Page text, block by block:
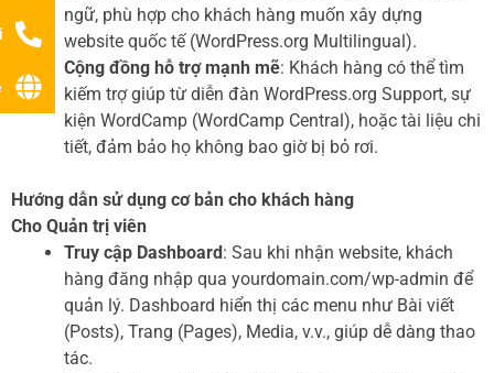
ngữ, phù hợp cho khách hàng muốn xây dựng
website quốc tế (WordPress.org Multilingual).
Cộng đồng hỗ trợ mạnh mẽ: Khách hàng có thể tìm
kiếm trợ giúp từ diễn đàn WordPress.org Support, sự
kiện WordCamp (WordCamp Central), hoặc tài liệu chi
tiết, đảm bảo họ không bao giờ bị bỏ rơi.
Hướng dẫn sử dụng cơ bản cho khách hàng
Cho Quản trị viên
Truy cập Dashboard: Sau khi nhận website, khách
hàng đăng nhập qua yourdomain.com/wp-admin để
quản lý. Dashboard hiển thị các menu như Bài viết
(Posts), Trang (Pages), Media, v.v., giúp dễ dàng thao
tác.